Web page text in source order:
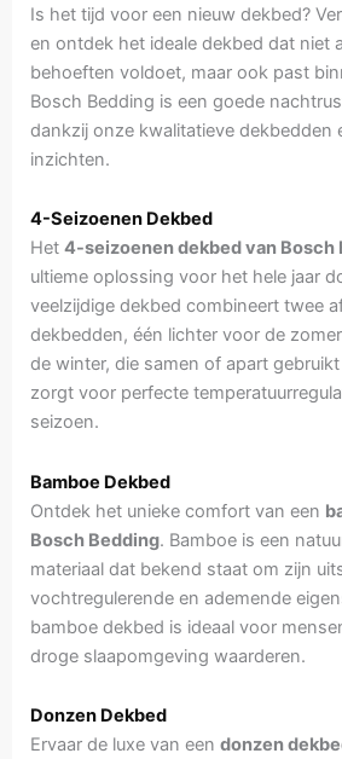
Is het tijd voor een nieuw dekbed?
en ontdek het ideale dekbed dat niet
behoeften voldoet, maar ook past
Bosch Bedding is een goede
dankzij onze kwalitatieve dekbedden
inzichten.
4-Seizoenen Dekbed
Het 4-seizoenen dekbed van Bosch
ultieme oplossing voor het hele jaar
veelzijdige dekbed combineert twee
dekbedden, één lichter voor de
de winter, die samen of apart
zorgt voor perfecte
seizoen.
Bamboe Dekbed
Ontdek het unieke comfort van een
Bosch Bedding. Bamboe is een
materiaal dat bekend staat om zijn
vochtregulerende en ademende
bamboe dekbed is ideaal voor
droge slaapomgeving waarderen.
Donzen Dekbed
Ervaar de luxe van een donzen